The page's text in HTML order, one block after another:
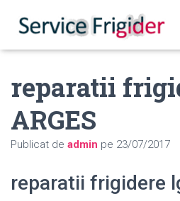
reparatii
ARGES
Publicat de admin pe 23/07/2017
reparatii frigidere